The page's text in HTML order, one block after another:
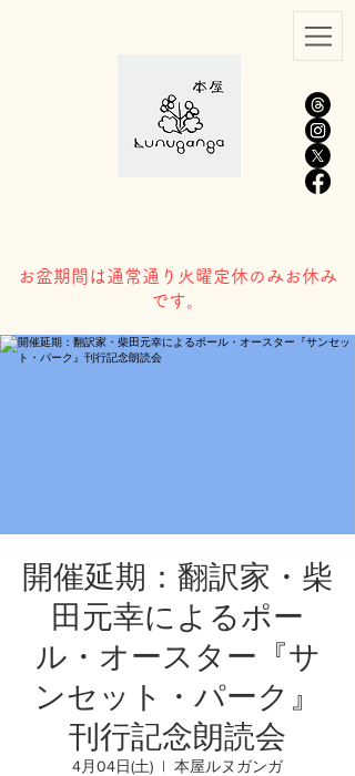
​お盆期間は通常通り火曜定休のみお休み
です。
開催延期：翻訳家・柴
田元幸によるポー
ル・オースター『サ
ンセット・パーク』
刊行記念朗読会
4月04日(土)
  |
本屋ルヌガンガ